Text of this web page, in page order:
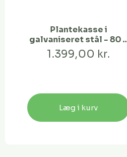
Plantekasse i
galvaniseret stål - 80 x
40 x 40 cm
1.399,00 kr.
Læg i kurv